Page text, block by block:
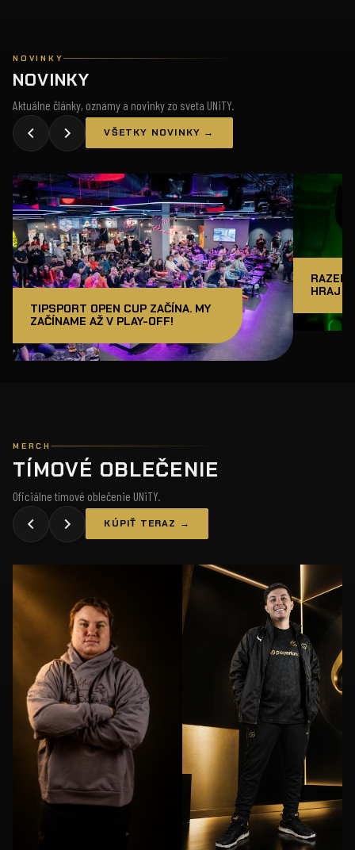
NOVINKY
NOVINKY
Aktuálne články, oznamy a novinky zo sveta UNiTY.
VŠETKY NOVINKY →
TIPSPORT OPEN CUP ZAČÍNA. MY
ZAČÍNAME AŽ V PLAY-OFF!
RAZER
HRAJ
MERCH
TÍMOVÉ OBLEČENIE
Oficiálne tímové oblečenie UNiTY.
KÚPIŤ TERAZ →